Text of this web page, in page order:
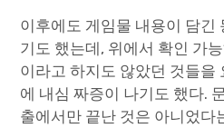
이후에도 게임물 내용이 담긴
기도 했는데, 위에서 확인 가
이라고 하지도 않았던 것들을
에 내심 짜증이 나기도 했다.
출에서만 끝난 것은 아니었다